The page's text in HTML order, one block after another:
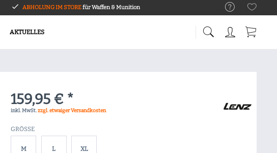
ABHOLUNG IM STOREfür Waffen & Munition
AKTUELLES
159,95 € *
inkl. MwSt.zzgl. etwaiger Versandkosten
GRÖSSE
M L XL